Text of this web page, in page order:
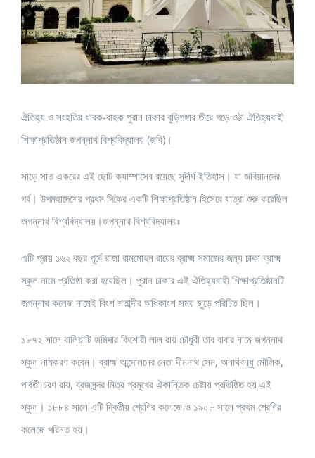
ঐতিহ্য ও সংহতির ধারক-বাহক পুরান ঢাকার বুড়িগঙ্গার তীরে গড়ে ওঠা ঐতিহ্যবাহী
শিক্ষাপ্রতিষ্ঠান জগন্নাথ বিশ্ববিদ্যালয় (জবি)।
সাড়ে সাত একরের এই ছোট ক্যাম্পাসের রয়েছে সুদীর্ঘ ইতিহাস। যা জবিয়ানদের
গর্ব। উপমহাদেশের প্রথম দিকের একটি শিক্ষাপ্রতিষ্ঠান হিসেবে যাত্রা শুরু করেছিল
জগন্নাথ বিশ্ববিদ্যালয়।জগন্নাথ বিশ্ববিদ্যালয়ঃ
এটি প্রায় ১৬২ বছর পূর্বে রাজা রামমোহন রায়ের ব্রাক্ষ্ম সমাজের জন্য ঢাকা ব্রাক্ষ্ম
স্কুল নামে প্রতিষ্ঠা করা হয়েছিল। পুরান ঢাকার এই ঐতিহ্যবাহী শিক্ষাপ্রতিষ্ঠানটি
জগন্নাথ কলেজ নামেই বিংশ শতাব্দীর অধিকাংশ সময় জুড়ে পরিচিত ছিল।
১৮৭২ সালে বালিয়াটি জমিদার কিশোরী লাল রায় চৌধুরী তার বাবার নামে জগন্নাথ
স্কুল নামকরণ করেন। ব্রাহ্ম আন্দোলনের নেতা দীননাথ সেন, অনাথবন্ধু মৌলিক,
পার্বতী চরণ রায়, ব্রজসুন্দর মিত্র প্রমুখের ঐকান্তিক চেষ্টায় প্রতিষ্ঠিত হয় এই
স্কুল। ১৮৮৪ সালে এটি দ্বিতীয় শ্রেণির কলেজে ও ১৯০৮ সালে প্রথম শ্রেণির
কলেজে পরিনত হয়।